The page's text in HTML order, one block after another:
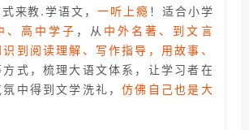
来教.学语文，一听上瘾 ！适合小学
、高中学子 ，从 中外名著、到文言
到阅读理解、写作指导，用故事、
方式，梳理大语文体系，让学习者在
中得到文学洗礼，仿佛自己也是大